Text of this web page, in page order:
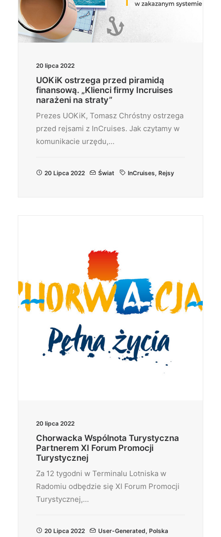
20 lipca 2022
UOKiK ostrzega przed piramidą
finansową. „Klienci firmy Incruises
narażeni na straty”
Prezes UOKiK, Tomasz Chróstny ostrzega
przed rejsami z InCruises. Jak czytamy w
komunikacie urzędu,…
20 Lipca 2022 Świat InCruises, Rejsy
20 lipca 2022
Chorwacka Wspólnota Turystyczna
Partnerem XI Forum Promocji
Turystycznej
Za 12 tygodni w Terminalu Lotniska w
Radomiu odbędzie się XI Forum Promocji
Turystycznej,…
20 Lipca 2022 User-Generated, Polska